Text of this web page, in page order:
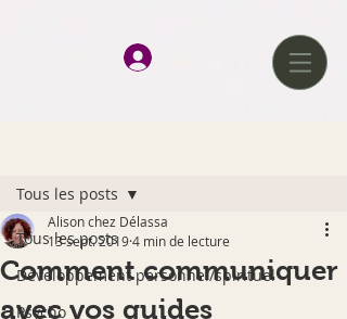
Se connecter
Tous les posts
Développement personnel/spirituel
Psycho
Tous les posts
Comment communiquer
avec vos guides
Alison chez Délassa
13 sept. 20194 min de lecture